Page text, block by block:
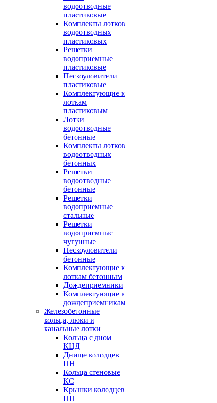
водоотводные
пластиковые
Комплекты лотков
водоотводных
пластиковых
Решетки
водоприемные
пластиковые
Пескоуловители
пластиковые
Комплектующие к
лоткам
пластиковым
Лотки
водоотводные
бетонные
Комплекты лотков
водоотводных
бетонных
Решетки
водоотводные
бетонные
Решетки
водоприемные
стальные
Решетки
водоприемные
чугунные
Пескоуловители
бетонные
Комплектующие к
лоткам бетонным
Дождеприемники
Комплектующие к
дождеприемникам
Железобетонные
кольца, люки и
канальные лотки
Кольца с дном
КЦД
Днище колодцев
ПН
Кольца стеновые
КС
Крышки колодцев
ПП